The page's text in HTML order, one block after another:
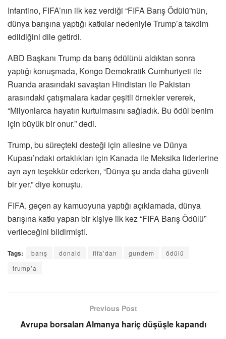
Infantino, FIFA’nın ilk kez verdiği “FIFA Barış Ödülü”nün,
dünya barışına yaptığı katkılar nedeniyle Trump’a takdim
edildiğini dile getirdi.
ABD Başkanı Trump da barış ödülünü aldıktan sonra
yaptığı konuşmada, Kongo Demokratik Cumhuriyeti ile
Ruanda arasındaki savaştan Hindistan ile Pakistan
arasındaki çatışmalara kadar çeşitli örnekler vererek,
“Milyonlarca hayatın kurtulmasını sağladık. Bu ödül benim
için büyük bir onur.” dedi.
Trump, bu süreçteki desteği için ailesine ve Dünya
Kupası’ndaki ortaklıkları için Kanada ile Meksika liderlerine
ayrı ayrı teşekkür ederken, “Dünya şu anda daha güvenli
bir yer.” diye konuştu.
FIFA, geçen ay kamuoyuna yaptığı açıklamada, dünya
barışına katkı yapan bir kişiye ilk kez “FIFA Barış Ödülü”
verileceğini bildirmişti.
Tags: barış donald fifa’dan gundem
ödülü
trump’a
Previous Post
Avrupa borsaları Almanya hariç düşüşle kapandı